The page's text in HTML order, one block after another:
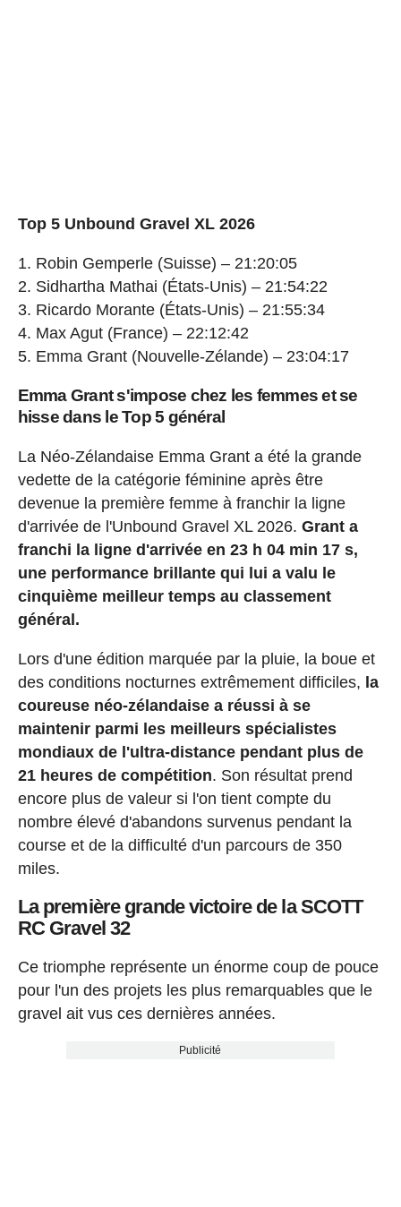
Top 5 Unbound Gravel XL 2026
1. Robin Gemperle (Suisse) – 21:20:05
2. Sidhartha Mathai (États-Unis) – 21:54:22
3. Ricardo Morante (États-Unis) – 21:55:34
4. Max Agut (France) – 22:12:42
5. Emma Grant (Nouvelle-Zélande) – 23:04:17
Emma Grant s'impose chez les femmes et se
hisse dans le Top 5 général
La Néo-Zélandaise Emma Grant a été la grande
vedette de la catégorie féminine après être
devenue la première femme à franchir la ligne
d'arrivée de l'Unbound Gravel XL 2026. Grant a
franchi la ligne d'arrivée en 23 h 04 min 17 s,
une performance brillante qui lui a valu le
cinquième meilleur temps au classement
général.
Lors d'une édition marquée par la pluie, la boue et
des conditions nocturnes extrêmement difficiles, la
coureuse néo-zélandaise a réussi à se
maintenir parmi les meilleurs spécialistes
mondiaux de l'ultra-distance pendant plus de
21 heures de compétition. Son résultat prend
encore plus de valeur si l'on tient compte du
nombre élevé d'abandons survenus pendant la
course et de la difficulté d'un parcours de 350
miles.
La première grande victoire de la SCOTT
RC Gravel 32
Ce triomphe représente un énorme coup de pouce
pour l'un des projets les plus remarquables que le
gravel ait vus ces dernières années.
Publicité